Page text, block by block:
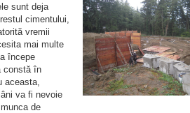
sunt deja
cimentului,
vremii
mai multe
începe
constă în
aceasta,
va fi nevoie
de